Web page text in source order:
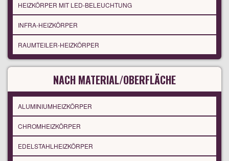
HEIZKÖRPER MIT LED-BELEUCHTUNG
INFRA-HEIZKÖRPER
RAUMTEILER-HEIZKÖRPER
NACH MATERIAL/OBERFLÄCHE
ALUMINIUMHEIZKÖRPER
CHROMHEIZKÖRPER
EDELSTAHLHEIZKÖRPER